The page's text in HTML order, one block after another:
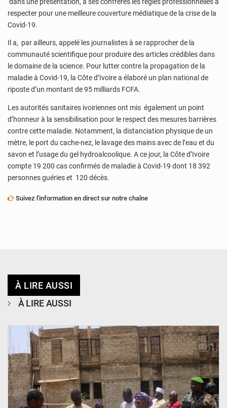
respecter pour une meilleure couverture médiatique de la crise de la
Covid-19.
Il a, par ailleurs, appelé les journalistes à se rapprocher de la
communauté scientifique pour produire des articles crédibles dans
le domaine de la science. Pour lutter contre la propagation de la
maladie à Covid-19, la Côte d’Ivoire a élaboré un plan national de
riposte d’un montant de 95 milliards FCFA.
Les autorités sanitaires ivoiriennes ont mis également un point
d’honneur à la sensibilisation pour le respect des mesures barrières
contre cette maladie. Notamment, la distanciation physique de un
mètre, le port du cache-nez, le lavage des mains avec de l’eau et du
savon et l’usage du gel hydroalcoolique. A ce jour, la Côte d’Ivoire
compte 19 200 cas confirmés de maladie à Covid-19 dont 18 392
personnes guéries et 120 décès.
Suivez l'information en direct sur notre chaîne
À LIRE AUSSI
À LIRE AUSSI